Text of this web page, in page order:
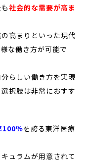
社会的な需要が高ま
高まりといった現代
な働き方が可能で
らしい働き方を実現
択肢は非常におすす
100％を誇る東洋医療
ュラムが用意されて